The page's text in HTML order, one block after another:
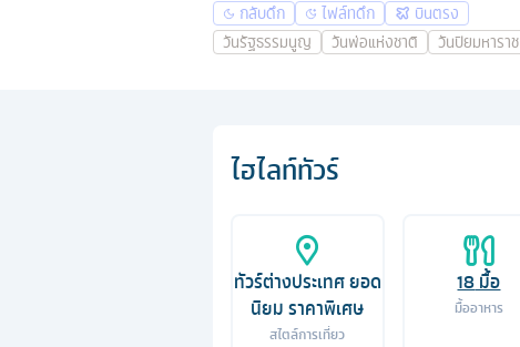
กลับดึก ไฟล์ทดึก
บินตรง
วันรัฐธรรมนูญ
วันพ่อแห่งชาติ วันปิยมหาราช
ไฮไลท์ทัวร์
ทัวร์ต่างประเทศ ยอด
นิยม ราคาพิเศษ
สไตล์การเที่ยว
18มื้อ
มื้ออาหาร